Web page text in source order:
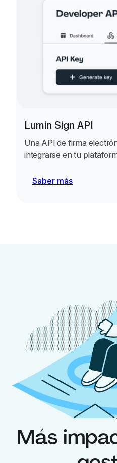
Lumin Sign API
Una API de firma
integrarse en tu
Saber más
Más